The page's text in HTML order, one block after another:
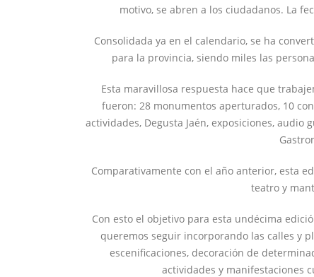
motivo, se abren a los ciudadanos. La
Consolidada ya en el calendario, se ha
para la provincia, siendo miles las
Esta maravillosa respuesta hace que
fueron: 28 monumentos aperturados, 10
actividades, Degusta Jaén, exposiciones, audio
Comparativamente con el año anterior, esta
teatro y
Con esto el objetivo para esta undécima
queremos seguir incorporando las calles y
escenificaciones, decoración de
actividades y manifestaciones